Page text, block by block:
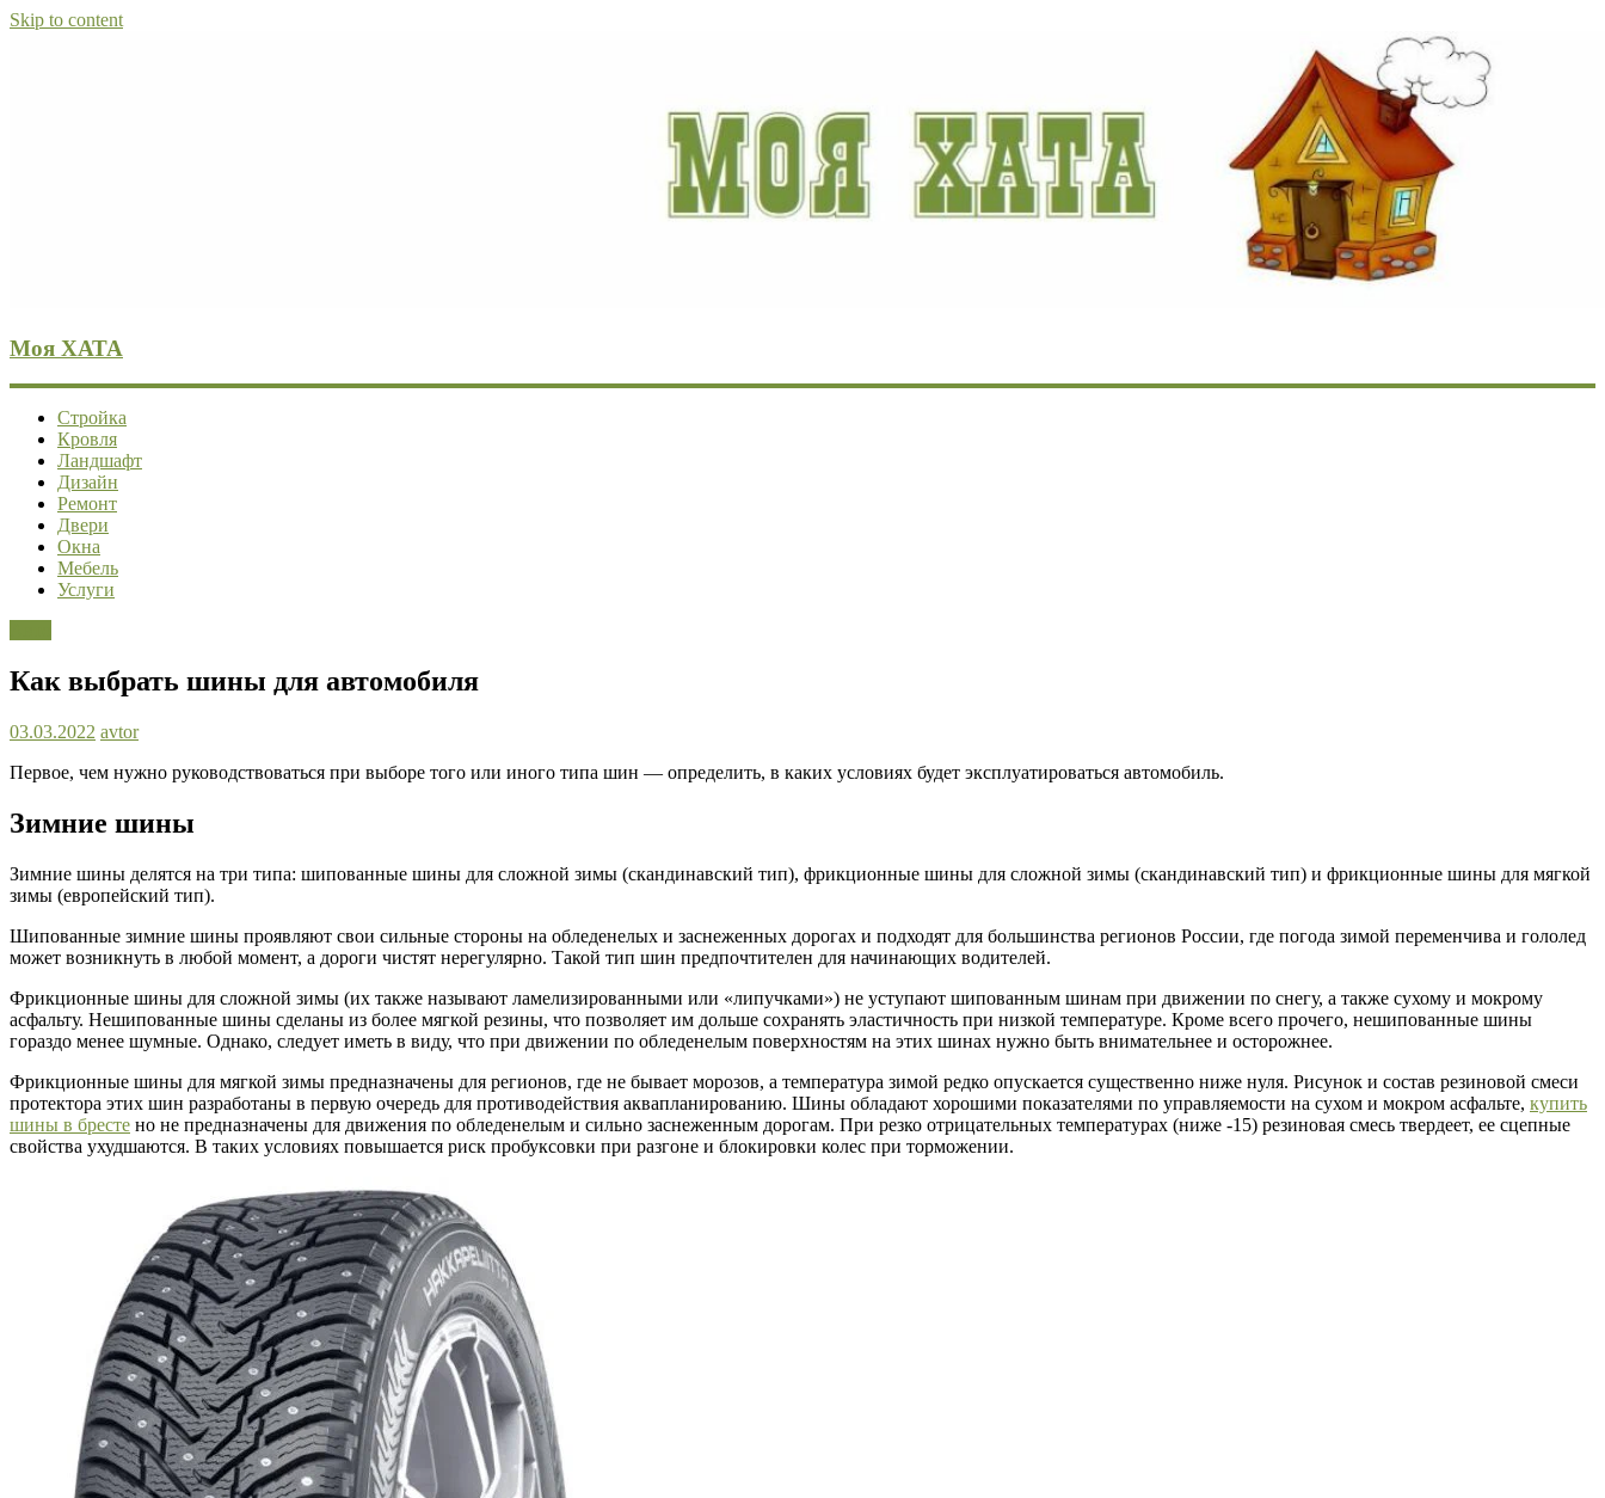
Skip to content
Моя ХАТА
Стройка
Кровля
Ландшафт
Дизайн
Ремонт
Двери
Окна
Мебель
Услуги
Как выбрать шины для автомобиля
03.03.2022 avtor
Первое, чем нужно руководствоваться при выборе того или иного типа шин — определить, в каких условиях будет эксплуатироваться автомобиль.
Зимние шины
Зимние шины делятся на три типа: шипованные шины для сложной зимы (скандинавский тип), фрикционные шины для сложной зимы (скандинавский тип) и фрикционные шины для мягкой
зимы (европейский тип).
Шипованные зимние шины проявляют свои сильные стороны на обледенелых и заснеженных дорогах и подходят для большинства регионов России, где погода зимой переменчива и гололед
может возникнуть в любой момент, а дороги чистят нерегулярно. Такой тип шин предпочтителен для начинающих водителей.
Фрикционные шины для сложной зимы (их также называют ламелизированными или «липучками») не уступают шипованным шинам при движении по снегу, а также сухому и мокрому
асфальту. Нешипованные шины сделаны из более мягкой резины, что позволяет им дольше сохранять эластичность при низкой температуре. Кроме всего прочего, нешипованные шины
гораздо менее шумные. Однако, следует иметь в виду, что при движении по обледенелым поверхностям на этих шинах нужно быть внимательнее и осторожнее.
Фрикционные шины для мягкой зимы предназначены для регионов, где не бывает морозов, а температура зимой редко опускается существенно ниже нуля. Рисунок и состав резиновой смеси
протектора этих шин разработаны в первую очередь для противодействия аквапланированию. Шины обладают хорошими показателями по управляемости на сухом и мокром асфальте, купить
шины в бресте но не предназначены для движения по обледенелым и сильно заснеженным дорогам. При резко отрицательных температурах (ниже -15) резиновая смесь твердеет, ее сцепные
свойства ухудшаются. В таких условиях повышается риск пробуксовки при разгоне и блокировки колес при торможении.